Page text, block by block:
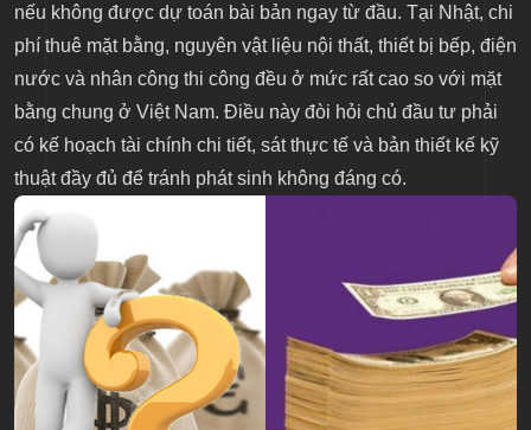
nếu không được dự toán bài bản ngay từ đầu. Tại Nhật, chi
phí thuê mặt bằng, nguyên vật liệu nội thất, thiết bị bếp, điện
nước và nhân công thi công đều ở mức rất cao so với mặt
bằng chung ở Việt Nam. Điều này đòi hỏi chủ đầu tư phải
có kế hoạch tài chính chi tiết, sát thực tế và bản thiết kế kỹ
thuật đầy đủ để tránh phát sinh không đáng có.